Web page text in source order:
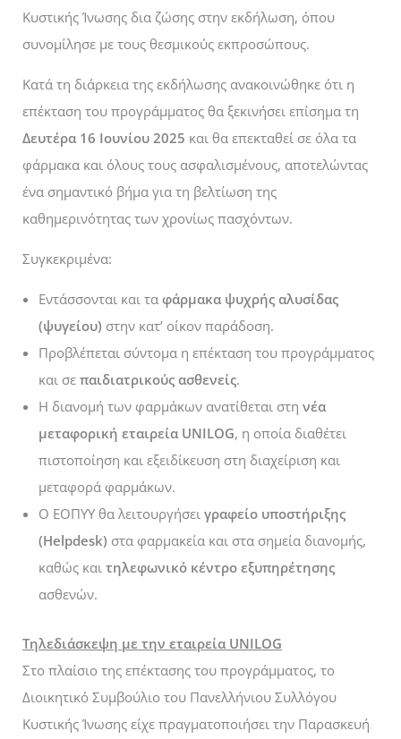
Κυστικής Ίνωσης δια ζώσης στην εκδήλωση, όπου
συνομίλησε με τους θεσμικούς εκπροσώπους.
Κατά τη διάρκεια της εκδήλωσης ανακοινώθηκε ότι η
επέκταση του προγράμματος θα ξεκινήσει επίσημα τη
Δευτέρα 16 Ιουνίου 2025 και θα επεκταθεί σε όλα τα
φάρμακα και όλους τους ασφαλισμένους, αποτελώντας
ένα σημαντικό βήμα για τη βελτίωση της
καθημερινότητας των χρονίως πασχόντων.
Συγκεκριμένα:
Εντάσσονται και τα φάρμακα ψυχρής αλυσίδας
(ψυγείου) στην κατ’ οίκον παράδοση.
Προβλέπεται σύντομα η επέκταση του προγράμματος
και σε παιδιατρικούς ασθενείς.
Η διανομή των φαρμάκων ανατίθεται στη νέα
μεταφορική εταιρεία UNILOG, η οποία διαθέτει
πιστοποίηση και εξειδίκευση στη διαχείριση και
μεταφορά φαρμάκων.
Ο ΕΟΠΥΥ θα λειτουργήσει γραφείο υποστήριξης
(Helpdesk) στα φαρμακεία και στα σημεία διανομής,
καθώς και τηλεφωνικό κέντρο εξυπηρέτησης
ασθενών.
Τηλεδιάσκεψη με την εταιρεία UNILOG
Στο πλαίσιο της επέκτασης του προγράμματος, το
Διοικητικό Συμβούλιο του Πανελλήνιου Συλλόγου
Κυστικής Ίνωσης είχε πραγματοποιήσει την Παρασκευή